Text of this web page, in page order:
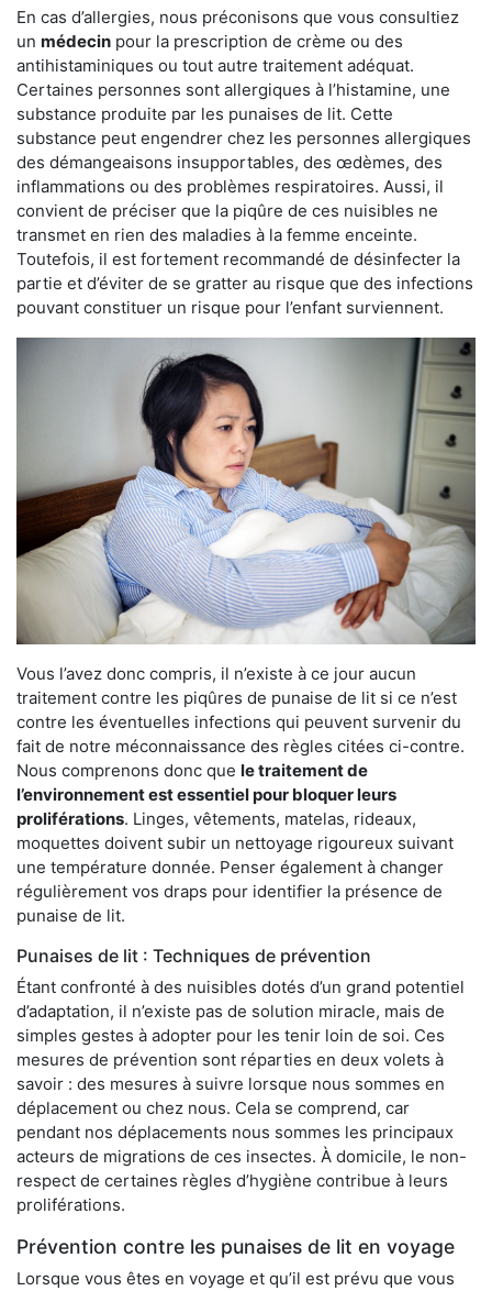
En cas d’allergies, nous préconisons que vous consultiez
un médecin pour la prescription de crème ou des
antihistaminiques ou tout autre traitement adéquat.
Certaines personnes sont allergiques à l’histamine, une
substance produite par les punaises de lit. Cette
substance peut engendrer chez les personnes allergiques
des démangeaisons insupportables, des œdèmes, des
inflammations ou des problèmes respiratoires. Aussi, il
convient de préciser que la piqûre de ces nuisibles ne
transmet en rien des maladies à la femme enceinte.
Toutefois, il est fortement recommandé de désinfecter la
partie et d’éviter de se gratter au risque que des infections
pouvant constituer un risque pour l’enfant surviennent.
Vous l’avez donc compris, il n’existe à ce jour aucun
traitement contre les piqûres de punaise de lit si ce n’est
contre les éventuelles infections qui peuvent survenir du
fait de notre méconnaissance des règles citées ci-contre.
Nous comprenons donc que le traitement de
l’environnement est essentiel pour bloquer leurs
proliférations. Linges, vêtements, matelas, rideaux,
moquettes doivent subir un nettoyage rigoureux suivant
une température donnée. Penser également à changer
régulièrement vos draps pour identifier la présence de
punaise de lit.
Punaises de lit : Techniques de prévention
Étant confronté à des nuisibles dotés d’un grand potentiel
d’adaptation, il n’existe pas de solution miracle, mais de
simples gestes à adopter pour les tenir loin de soi. Ces
mesures de prévention sont réparties en deux volets à
savoir : des mesures à suivre lorsque nous sommes en
déplacement ou chez nous. Cela se comprend, car
pendant nos déplacements nous sommes les principaux
acteurs de migrations de ces insectes. À domicile, le non-
respect de certaines règles d’hygiène contribue à leurs
proliférations.
Prévention contre les punaises de lit en voyage
Lorsque vous êtes en voyage et qu’il est prévu que vous